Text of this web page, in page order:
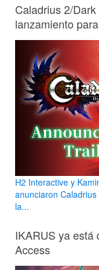
Caladrius 2/
lanzamiento
H2 Interactive y
anunciaron
la...
IKARUS ya está
Access